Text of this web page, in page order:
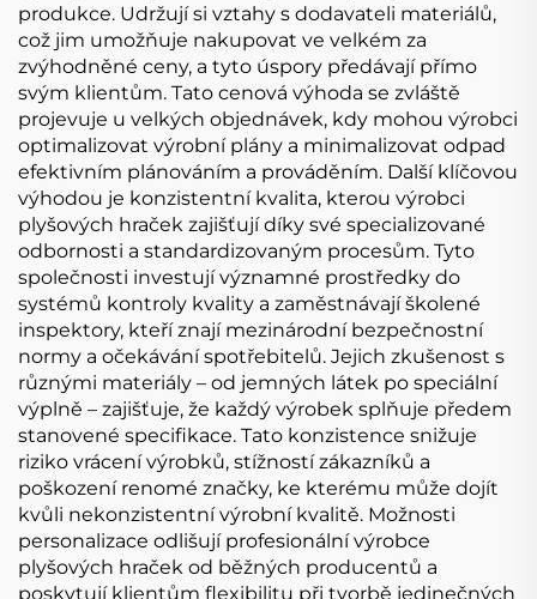
produkce. Udržují si vztahy s dodavateli materiálů,
což jim umožňuje nakupovat ve velkém za
zvýhodněné ceny, a tyto úspory předávají přímo
svým klientům. Tato cenová výhoda se zvláště
projevuje u velkých objednávek, kdy mohou výrobci
optimalizovat výrobní plány a minimalizovat odpad
efektivním plánováním a prováděním. Další klíčovou
výhodou je konzistentní kvalita, kterou výrobci
plyšových hraček zajišťují díky své specializované
odbornosti a standardizovaným procesům. Tyto
společnosti investují významné prostředky do
systémů kontroly kvality a zaměstnávají školené
inspektory, kteří znají mezinárodní bezpečnostní
normy a očekávání spotřebitelů. Jejich zkušenost s
různými materiály – od jemných látek po speciální
výplně – zajišťuje, že každý výrobek splňuje předem
stanovené specifikace. Tato konzistence snižuje
riziko vrácení výrobků, stížností zákazníků a
poškození renomé značky, ke kterému může dojít
kvůli nekonzistentní výrobní kvalitě. Možnosti
personalizace odlišují profesionální výrobce
plyšových hraček od běžných producentů a
poskytují klientům flexibilitu při tvorbě jedinečných